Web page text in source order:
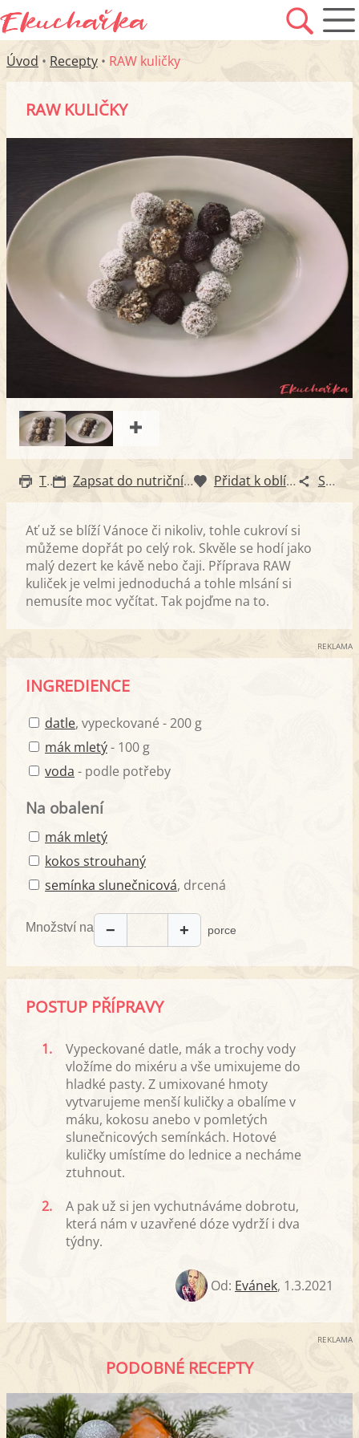
Úvod • Recepty • RAW kuličky
RAW KULIČKY
Tisk Zapsat do nutričního diáře Přidat k oblíbeným Sdílet
Ať už se blíží Vánoce či nikoliv, tohle cukroví si
můžeme dopřát po celý rok. Skvěle se hodí jako
malý dezert ke kávě nebo čaji. Příprava RAW
kuliček je velmi jednoduchá a tohle mlsání si
nemusíte moc vyčítat. Tak pojďme na to.
REKLAMA
INGREDIENCE
datle, vypeckované - 200 g
mák mletý- 100 g
voda - podle potřeby
Na obalení
mák mletý
kokos strouhaný
semínka slunečnicová, drcená
Množství na − + porce
POSTUP PŘÍPRAVY
1.
Vypeckované datle, mák a trochy vody
vložíme do mixéru a vše umixujeme do
hladké pasty. Z umixované hmoty
vytvarujeme menší kuličky a obalíme v
máku, kokosu anebo v pomletých
slunečnicových semínkách. Hotové
kuličky umístíme do lednice a necháme
ztuhnout.
2.
A pak už si jen vychutnáváme dobrotu,
která nám v uzavřené dóze vydrží i dva
týdny.
Od: Evánek, 1.3.2021
REKLAMA
PODOBNÉ RECEPTY